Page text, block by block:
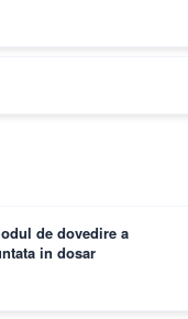
de dovedire a
in dosar